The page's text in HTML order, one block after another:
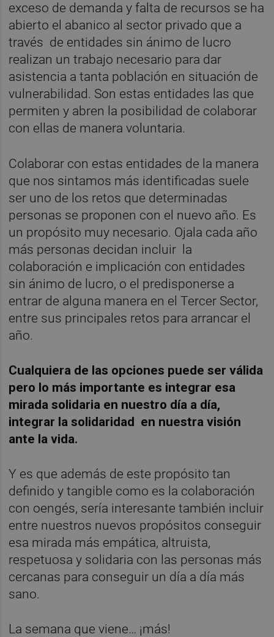
exceso de demanda y falta de recursos se ha
abierto el abanico al sector privado que a
través de entidades sin ánimo de lucro
realizan un trabajo necesario para dar
asistencia a tanta población en situación de
vulnerabilidad. Son estas entidades las que
permiten y abren la posibilidad de colaborar
con ellas de manera voluntaria.
Colaborar con estas entidades de la manera
que nos sintamos más identificadas suele
ser uno de los retos que determinadas
personas se proponen con el nuevo año. Es
un propósito muy necesario. Ojala cada año
más personas decidan incluir la
colaboración e implicación con entidades
sin ánimo de lucro, o el predisponerse a
entrar de alguna manera en el Tercer Sector,
entre sus principales retos para arrancar el
año.
Cualquiera de las opciones puede ser válida
pero lo más importante es integrar esa
mirada solidaria en nuestro día a día,
integrar la solidaridad en nuestra visión
ante la vida.
Y es que además de este propósito tan
definido y tangible como es la colaboración
con oengés, sería interesante también incluir
entre nuestros nuevos propósitos conseguir
esa mirada más empática, altruista,
respetuosa y solidaria con las personas más
cercanas para conseguir un día a día más
sano.
La semana que viene… ¡más!